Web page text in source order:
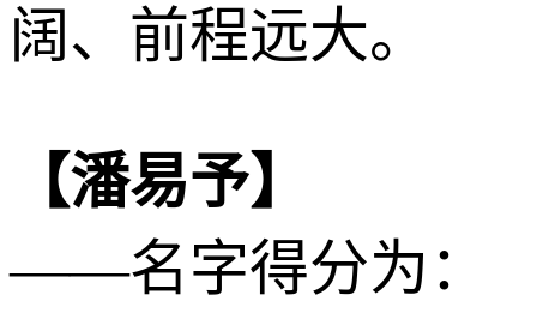
阔、前程远大。
【潘易予】
——名字得分为：